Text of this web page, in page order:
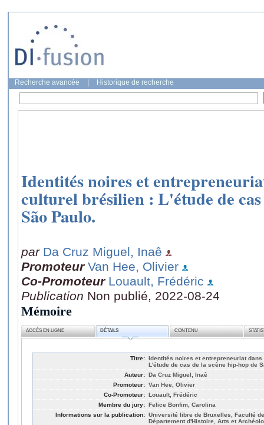
Recherche avancée Historique de recherche
Identités noires et
culturel brésilien : L'étude de
São Paulo.
par Da Cruz Miguel, Inaê
Promoteur Van Hee, Olivier
Co-Promoteur Louault, Frédéric
Publication Non publié, 2022-08-24
Mémoire
ACCÈS EN LIGNE DÉTAILS CONTENU
Titre: Identités noires et entrepreneuriat
L'étude de cas de la scène hip-hop de
Auteur: Da Cruz Miguel, Inaê
Promoteur: Van Hee, Olivier
Co-Promoteur: Louault, Frédéric
Membre du jury: Felice Bonfim, Carolina
Informations sur la publication: Université libre de Bruxelles, Faculté
Département d'Histoire, Arts et